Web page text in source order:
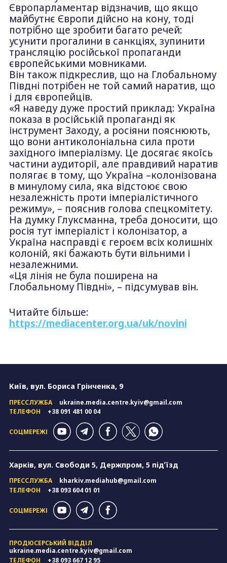
Європарламентар відзначив, що якщо
майбутнє Європи дійсно на кону, тоді
потрібно ще зробити багато речей:
усунити прогалини в санкціях, зупинити
трансляцію російської пропаганди
європейськими мовниками.
Він також підкреслив, що на Глобальному
Півдні потрібен не той самий наратив, що
і для європейців.
«Я наведу дуже простий приклад: Україна
показа в російській пропаганді як
інструмент Заходу, а росіяни пояснюють,
що вони антиколоніальна сила проти
західного імперіалізму. Це досягає якоїсь
частини аудиторії, але правдивий наратив
полягає в тому, що Україна –колонізована
в минулому сила, яка відстоює свою
незалежність проти імперіалістичного
режиму», – пояснив голова спецкомітету.
На думку Глуксманна, треба доносити, що
росія тут імперіаліст і колонізатор, а
Україна насправді є героєм всіх колишніх
колоній, які бажають бути вільними і
незалежними.
«Ця лінія не була поширена на
Глобальному Півдні», – підсумував він.
Читайте більше:
https://mediacenter.org.ua/uk/novini
Київ, вул. Бориса Грінченка, 9
ПРЕССЛУЖБА
ukraine.media.centre.kyiv@gmail.com
ТЕЛЕФОН
+38 091 481 00 04
СОЦМЕРЕЖІ
Харків, вул. Свободи 5, Держпром, 5 підʼїзд
ПРЕССЛУЖБА
kharkiv.mediahub@gmail.com
ТЕЛЕФОН
+38 093 604 01 01
СОЦМЕРЕЖІ
ПРОДЮСЕРСЬКИЙ ВІДДІЛ
ukraine.media.centre.kyiv@gmail.com
ТЕЛЕФОН
+38 093 667 12 95